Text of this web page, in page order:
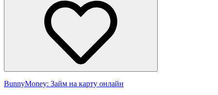
BunnyMoney: Займ на карту онлайн